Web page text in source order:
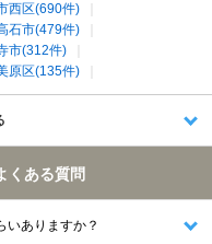
西区(690件)
石市(479件)
市(312件)
原区(135件)
)
くある質問
いありますか？